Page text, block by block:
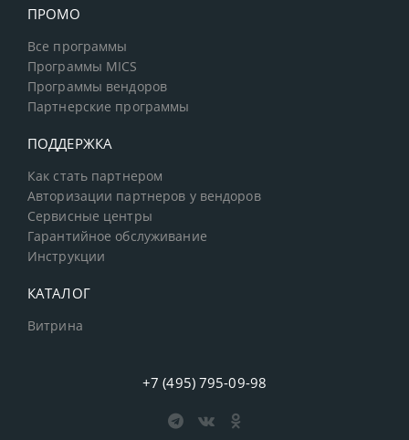
ПРОМО
Все программы
Программы MICS
Программы вендоров
Партнерские программы
ПОДДЕРЖКА
Как стать партнером
Авторизации партнеров у вендоров
Сервисные центры
Гарантийное обслуживание
Инструкции
КАТАЛОГ
Витрина
+7 (495) 795-09-98